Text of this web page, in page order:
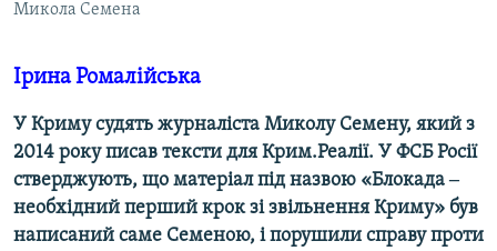
ІНФОГРАФІКА
ДОЛУЧАЙСЯ!
Усі сайти RFE/RL
Микола Семена
Ірина Ромалійська
У Криму судять журналіста Миколу Семену, який з
2014 року писав тексти для Крим.Реалії. У ФСБ Росії
стверджують, що матеріал під назвою «Блокада ‒
необхідний перший крок зі звільнення Криму» був
написаний саме Семеною, і порушили справу проти